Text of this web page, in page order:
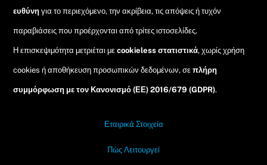
ευθύνη για το περιεχόμενο, την ακρίβεια, τις απόψεις ή τυχόν
παραβιάσεις που προέρχονται από τρίτες ιστοσελίδες.
Η επισκεψιμότητα μετριέται μεcookieless στατιστικά, χωρίς χρήση
cookies ή αποθήκευση προσωπικών δεδομένων, σεπλήρη
συμμόρφωση με τον Κανονισμό (ΕΕ) 2016/679 (GDPR).
Εταιρικά Στοιχεία
Πώς Λειτουργεί